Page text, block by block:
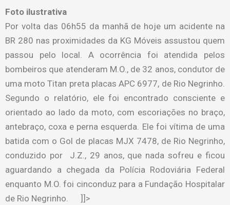
Foto ilustrativa
Por volta das 06h55 da manhã de hoje um acidente na
BR 280 nas proximidades da KG Móveis assustou quem
passou pelo local. A ocorrência foi atendida pelos
bombeiros que atenderam M.O., de 32 anos, condutor de
uma moto Titan preta placas APC 6977, de Rio Negrinho.
Segundo o relatório, ele foi encontrado consciente e
orientado ao lado da moto, com escoriações no braço,
antebraço, coxa e perna esquerda. Ele foi vítima de uma
batida com o Gol de placas MJX 7478, de Rio Negrinho,
conduzido por J.Z., 29 anos, que nada sofreu e ficou
aguardando a chegada da Polícia Rodoviária Federal
enquanto M.O. foi cinconduz para a Fundação Hospitalar
de Rio Negrinho. ]]>